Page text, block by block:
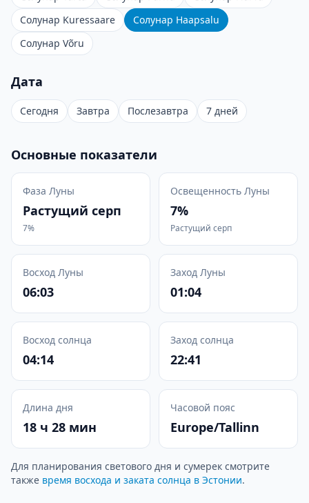
Солунар Kuressaare
Солунар Haapsalu
Солунар Võru
Дата
Сегодня Завтра Послезавтра 7 дней
Основные показатели
Фаза Луны
Растущий серп
7%
Освещенность Луны
7%
Растущий серп
Восход Луны
06:03
Заход Луны
01:04
Восход солнца
04:14
Заход солнца
22:41
Длина дня
18 ч 28 мин
Часовой пояс
Europe/Tallinn
Для планирования светового дня и сумерек смотрите
также время восхода и заката солнца в Эстонии.